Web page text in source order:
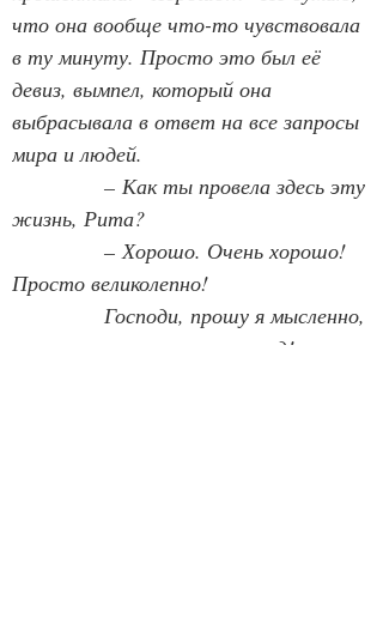
что она вообще что-то чувствовала
в ту минуту. Просто это был её
девиз, вымпел, который она
выбрасывала в ответ на все запросы
мира и людей.
– Как ты провела здесь эту
жизнь, Рита?
– Хорошо. Очень хорошо!
Просто великолепно!
Господи, прошу я мысленно,
только не испорть мне выход!